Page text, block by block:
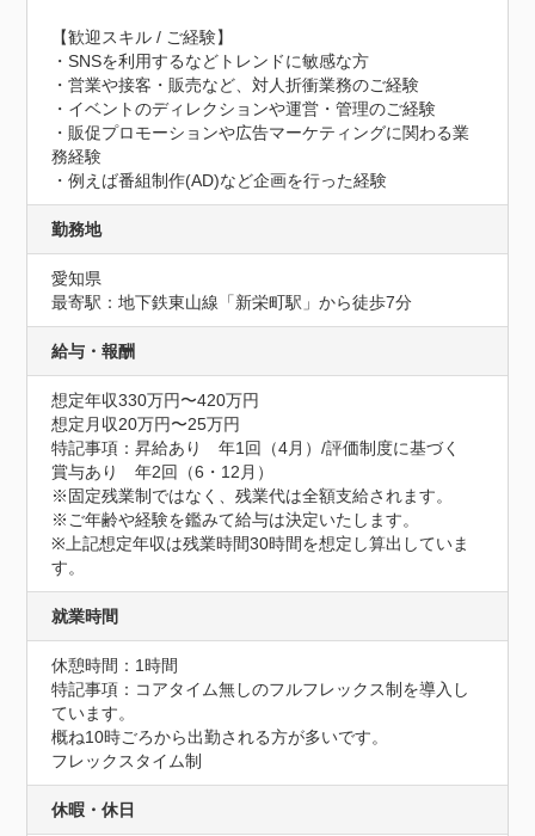
【歓迎スキル / ご経験】
・SNSを利用するなどトレンドに敏感な方
・営業や接客・販売など、対人折衝業務のご経験
・イベントのディレクションや運営・管理のご経験
・販促プロモーションや広告マーケティングに関わる業
務経験
・例えば番組制作(AD)など企画を行った経験
勤務地
愛知県
最寄駅：地下鉄東山線「新栄町駅」から徒歩7分
給与・報酬
想定年収330万円〜420万円
想定月収20万円〜25万円
特記事項：昇給あり　年1回（4月）/評価制度に基づく
賞与あり　年2回（6・12月）
※固定残業制ではなく、残業代は全額支給されます。
※ご年齢や経験を鑑みて給与は決定いたします。
※上記想定年収は残業時間30時間を想定し算出していま
す。
就業時間
休憩時間：1時間
特記事項：コアタイム無しのフルフレックス制を導入し
ています。
概ね10時ごろから出勤される方が多いです。
フレックスタイム制
休暇・休日